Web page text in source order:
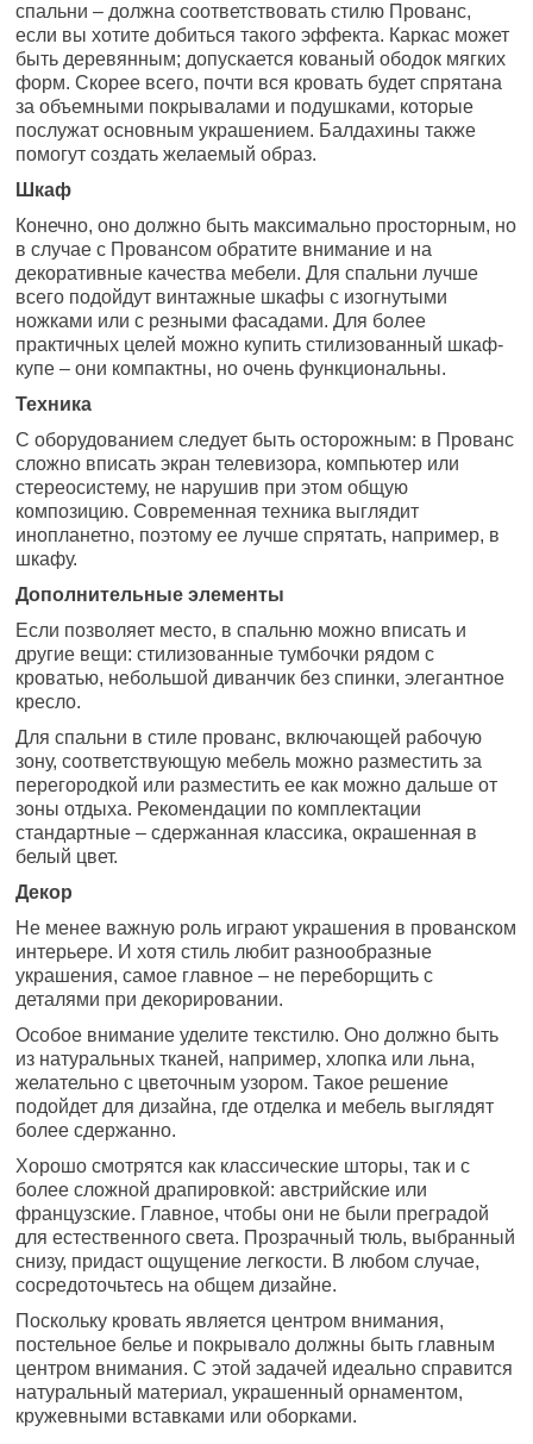
спальни – должна соответствовать стилю Прованс,
если вы хотите добиться такого эффекта. Каркас может
быть деревянным; допускается кованый ободок мягких
форм. Скорее всего, почти вся кровать будет спрятана
за объемными покрывалами и подушками, которые
послужат основным украшением. Балдахины также
помогут создать желаемый образ.
Шкаф
Конечно, оно должно быть максимально просторным, но
в случае с Провансом обратите внимание и на
декоративные качества мебели. Для спальни лучше
всего подойдут винтажные шкафы с изогнутыми
ножками или с резными фасадами. Для более
практичных целей можно купить стилизованный шкаф-
купе – они компактны, но очень функциональны.
Техника
С оборудованием следует быть осторожным: в Прованс
сложно вписать экран телевизора, компьютер или
стереосистему, не нарушив при этом общую
композицию. Современная техника выглядит
инопланетно, поэтому ее лучше спрятать, например, в
шкафу.
Дополнительные элементы
Если позволяет место, в спальню можно вписать и
другие вещи: стилизованные тумбочки рядом с
кроватью, небольшой диванчик без спинки, элегантное
кресло.
Для спальни в стиле прованс, включающей рабочую
зону, соответствующую мебель можно разместить за
перегородкой или разместить ее как можно дальше от
зоны отдыха. Рекомендации по комплектации
стандартные – сдержанная классика, окрашенная в
белый цвет.
Декор
Не менее важную роль играют украшения в прованском
интерьере. И хотя стиль любит разнообразные
украшения, самое главное – не переборщить с
деталями при декорировании.
Особое внимание уделите текстилю. Оно должно быть
из натуральных тканей, например, хлопка или льна,
желательно с цветочным узором. Такое решение
подойдет для дизайна, где отделка и мебель выглядят
более сдержанно.
Хорошо смотрятся как классические шторы, так и с
более сложной драпировкой: австрийские или
французские. Главное, чтобы они не были преградой
для естественного света. Прозрачный тюль, выбранный
снизу, придаст ощущение легкости. В любом случае,
сосредоточьтесь на общем дизайне.
Поскольку кровать является центром внимания,
постельное белье и покрывало должны быть главным
центром внимания. С этой задачей идеально справится
натуральный материал, украшенный орнаментом,
кружевными вставками или оборками.